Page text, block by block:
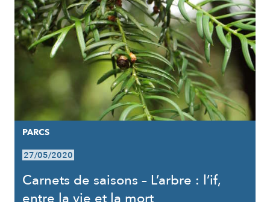
PARCS
27/05/2020
Carnets de saisons – L’arbre : l’if,
entre la vie et la mort